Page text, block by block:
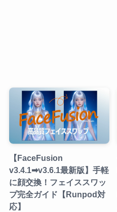
【FaceFusion
v3.4.1➡v3.6.1最新版】手軽
に顔交換！フェイススワッ
プ完全ガイド【Runpod対
応】